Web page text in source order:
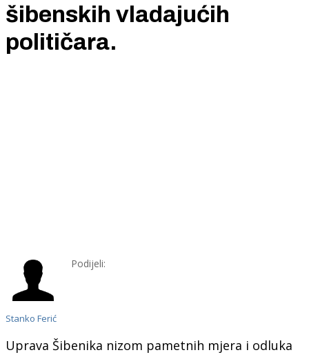
šibenskih vladajućih
političara.
Stanko Ferić
Podijeli:
Uprava Šibenika nizom pametnih mjera i odluka